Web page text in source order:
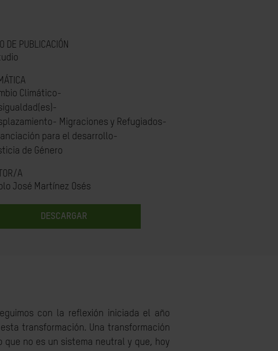
DE PUBLICACIÓN
Climático-
Migraciones y Refugiados-
para el desarrollo-
de Género
A
José Martínez Osés
DESCARGAR
con la reflexión iniciada el año
transformación. Una transformación
no es un sistema neutral y que, hoy